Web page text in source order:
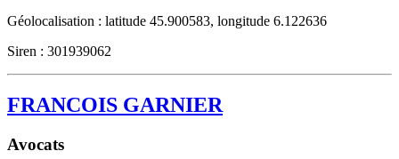
Géolocalisation : latitude 45.900583, longitude 6.122636
Siren : 301939062
FRANCOIS GARNIER
Avocats